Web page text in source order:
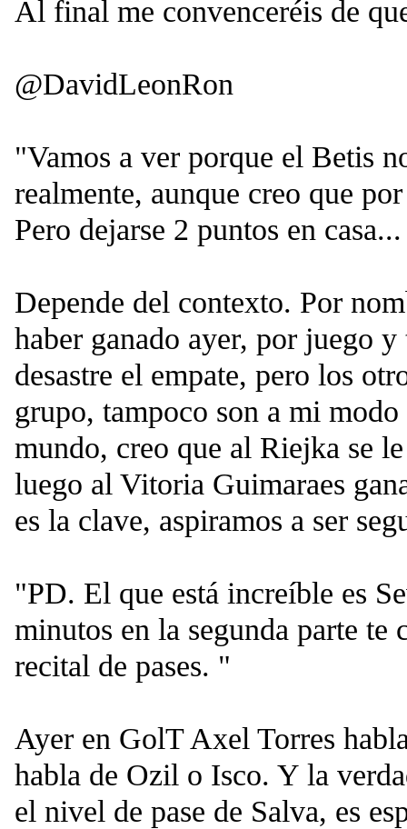
Al final me convenceréis de
@DavidLeonRon
"Vamos a ver porque el Betis
realmente, aunque creo que
Pero dejarse 2 puntos en
Depende del contexto. Por
haber ganado ayer, por juego
desastre el empate, pero los
grupo, tampoco son a mi
mundo, creo que al Riejka se
luego al Vitoria Guimaraes
es la clave, aspiramos a ser
"PD. El que está increíble es
minutos en la segunda parte te
recital de pases. "
Ayer en GolT Axel Torres
habla de Ozil o Isco. Y la
el nivel de pase de Salva, es